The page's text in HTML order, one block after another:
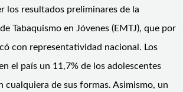
los resultados preliminares de la
Tabaquismo en Jóvenes (EMTJ), que por
con representatividad nacional. Los
el país un 11,7% de los adolescentes
cualquiera de sus formas. Asimismo, un